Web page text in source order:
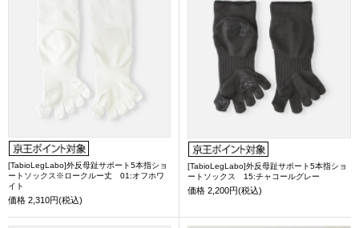
[TabioLegLabo]外反母趾サポート5本指ショ
ートソックス※ロークルー丈 01:オフホワ
イト
価格 2,310円(税込)
[TabioLegLabo]外反母趾サポート5本指ショ
ートソックス 15:チャコールグレー
価格 2,200円(税込)